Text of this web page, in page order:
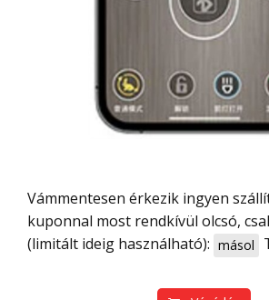
Vámmentesen érkezik ingyen szállítással és
kuponnal most rendkívül olcsó,
(limitált ideig használható): másol